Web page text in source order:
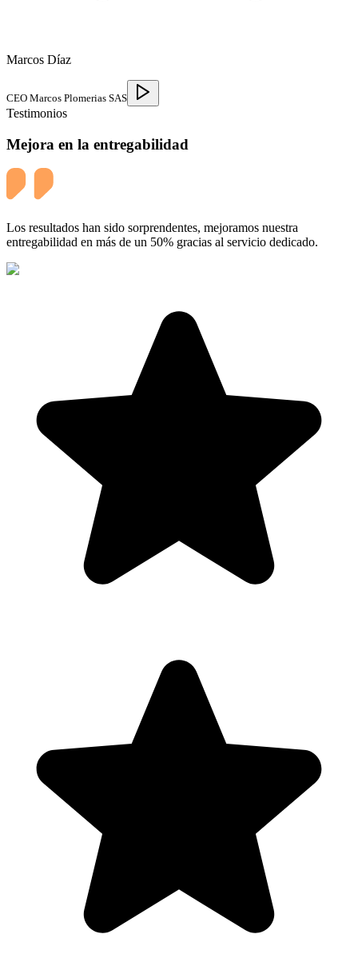
Marcos Díaz
CEO Marcos Plomerias SAS
Testimonios
Mejora en la entregabilidad
Los resultados han sido sorprendentes, mejoramos nuestra
entregabilidad en más de un 50% gracias al servicio dedicado.